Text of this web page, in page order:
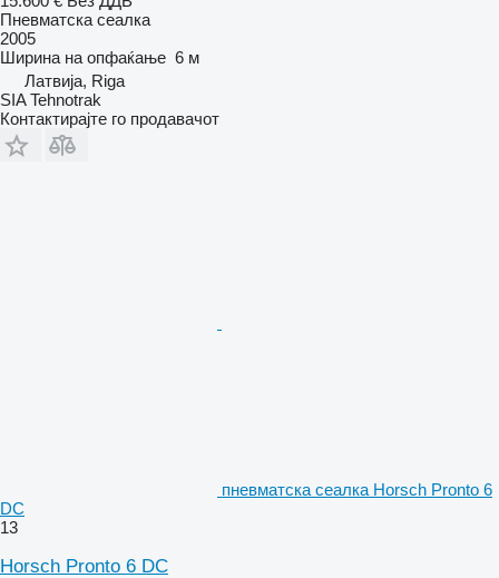
Пневматска сеалка
2005
Ширина на опфаќање 6 м
Латвија, Riga
SIA Tehnotrak
Контактирајте го продавачот
пневматска сеалка Horsch Pronto 6
DC
13
Horsch Pronto 6 DC